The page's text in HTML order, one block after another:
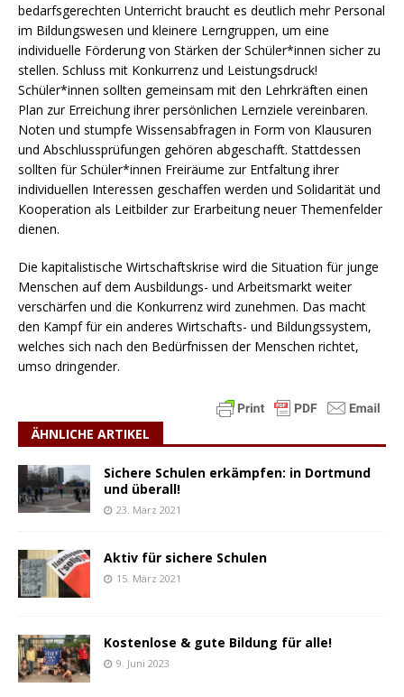
bedarfsgerechten Unterricht braucht es deutlich mehr Personal
im Bildungswesen und kleinere Lerngruppen, um eine
individuelle Förderung von Stärken der Schüler*innen sicher zu
stellen. Schluss mit Konkurrenz und Leistungsdruck!
Schüler*innen sollten gemeinsam mit den Lehrkräften einen
Plan zur Erreichung ihrer persönlichen Lernziele vereinbaren.
Noten und stumpfe Wissensabfragen in Form von Klausuren
und Abschlussprüfungen gehören abgeschafft. Stattdessen
sollten für Schüler*innen Freiräume zur Entfaltung ihrer
individuellen Interessen geschaffen werden und Solidarität und
Kooperation als Leitbilder zur Erarbeitung neuer Themenfelder
dienen.
Die kapitalistische Wirtschaftskrise wird die Situation für junge
Menschen auf dem Ausbildungs- und Arbeitsmarkt weiter
verschärfen und die Konkurrenz wird zunehmen. Das macht
den Kampf für ein anderes Wirtschafts- und Bildungssystem,
welches sich nach den Bedürfnissen der Menschen richtet,
umso dringender.
ÄHNLICHE ARTIKEL
Sichere Schulen erkämpfen: in Dortmund
und überall!
23. März 2021
Aktiv für sichere Schulen
15. März 2021
Kostenlose & gute Bildung für alle!
9. Juni 2023